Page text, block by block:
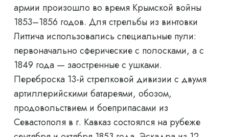
армии произошло во время Крымской войны
1853–1856 годов. Для стрельбы из винтовки
Литтича использовались специальные пули:
первоначально сферические с полосками, а с
1849 года — заостренные с ушками.
Переброска 13-й стрелковой дивизии с двумя
артиллерийскими батареями, обозом,
продовольствием и боеприпасами из
Севастополя в г. Кавказ состоялся на рубеже